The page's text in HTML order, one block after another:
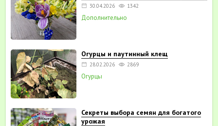
30.04.2026 1342
Дополнительно
Огурцы и паутинный клещ
28.02.2026 2869
Огурцы
Секреты выбора семян для богатого
урожая